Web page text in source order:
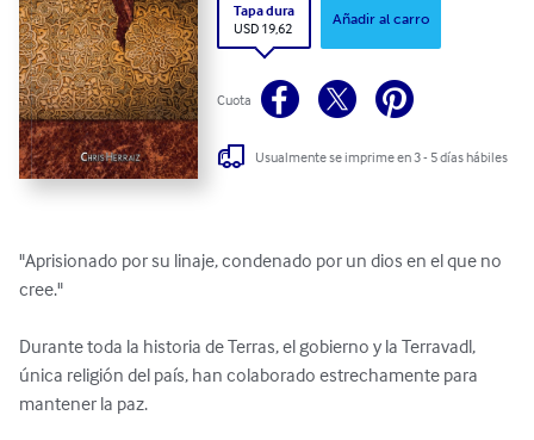
Tapa dura
USD 19,62
Añadir al carro
Cuota
Usualmente se imprime en 3 - 5 días hábiles
"Aprisionado por su linaje, condenado por un dios en el que no
cree."
Durante toda la historia de Terras, el gobierno y la Terravadl,
única religión del país, han colaborado estrechamente para
mantener la paz.